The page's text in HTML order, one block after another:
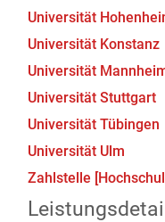
Universität
Universität Konstanz
Universität
Universität Stuttgart
Universität Tübingen
Universität Ulm
Zahlstelle